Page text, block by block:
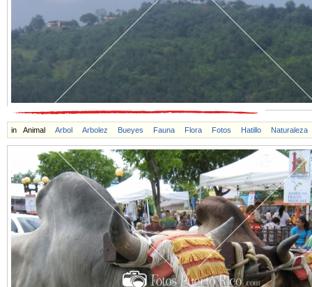
in Animal Arbol Arbolez Bueyes Fauna Flora Fotos Hatillo Naturaleza